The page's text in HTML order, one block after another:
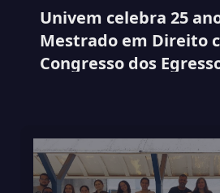
Univem celebra 25
Mestrado em Direito
Congresso dos